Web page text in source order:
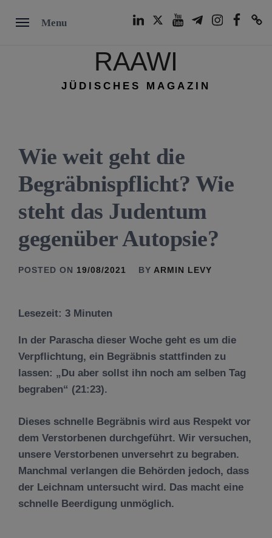
Menu
RAAWI
JÜDISCHES MAGAZIN
Wie weit geht die
Begräbnispflicht? Wie
steht das Judentum
gegenüber Autopsie?
POSTED ON 19/08/2021 BY ARMIN LEVY
Lesezeit: 3 Minuten
In der Parascha dieser Woche geht es um die
Verpflichtung, ein Begräbnis stattfinden zu
lassen: „Du aber sollst ihn noch am selben Tag
begraben“ (21:23).
Dieses schnelle Begräbnis wird aus Respekt vor
dem Verstorbenen durchgeführt. Wir versuchen,
unsere Verstorbenen unversehrt zu begraben.
Manchmal verlangen die Behörden jedoch, dass
der Leichnam untersucht wird. Das macht eine
schnelle Beerdigung unmöglich.